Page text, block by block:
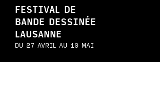
FESTIVAL DE
BANDE DESSINÉE
LAUSANNE
DU 27 AVRIL AU 10 MAI